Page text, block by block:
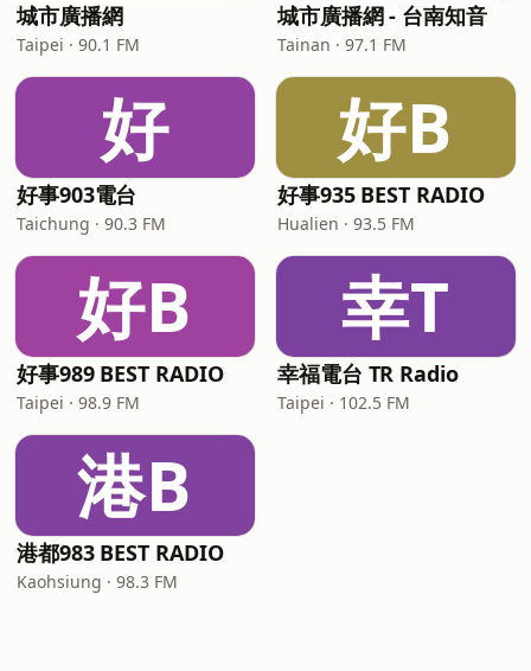
城市廣播網
Taipei · 90.1 FM
城市廣播網 - 台南知音
Tainan · 97.1 FM
好
好事903電台
Taichung · 90.3 FM
好B
好事935 BEST RADIO
Hualien · 93.5 FM
好B
好事989 BEST RADIO
Taipei · 98.9 FM
幸T
幸福電台 TR Radio
Taipei · 102.5 FM
港B
港都983 BEST RADIO
Kaohsiung · 98.3 FM